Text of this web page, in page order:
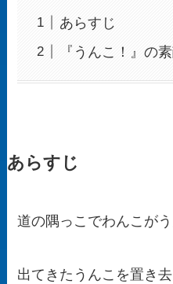
あらすじ
『うんこ！』の
あらすじ
道の隅っこでわんこがう
出てきたうんこを置き